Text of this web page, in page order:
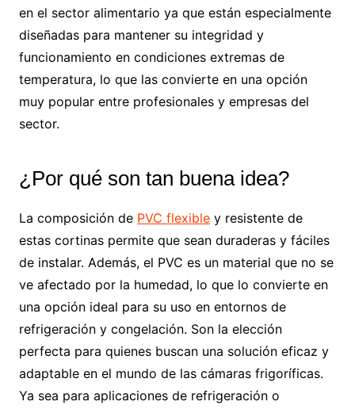
en el sector alimentario ya que están especialmente
diseñadas para mantener su integridad y
funcionamiento en condiciones extremas de
temperatura, lo que las convierte en una opción
muy popular entre profesionales y empresas del
sector.
¿Por qué son tan buena idea?
La composición de PVC flexibley resistente de
estas cortinas permite que sean duraderas y fáciles
de instalar. Además, el PVC es un material que no se
ve afectado por la humedad, lo que lo convierte en
una opción ideal para su uso en entornos de
refrigeración y congelación. Son la elección
perfecta para quienes buscan una solución eficaz y
adaptable en el mundo de las cámaras frigoríficas.
Ya sea para aplicaciones de refrigeración o